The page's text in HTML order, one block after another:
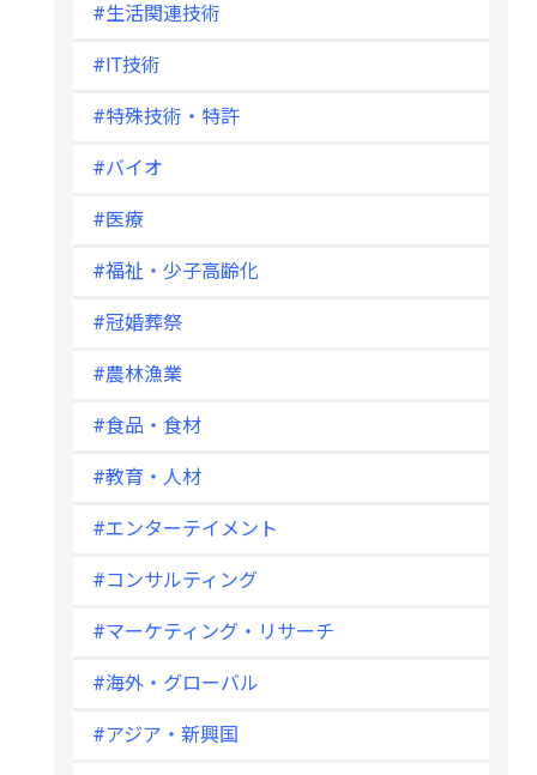
#生活関連技術
#IT技術
#特殊技術・特許
#バイオ
#医療
#福祉・少子高齢化
#冠婚葬祭
#農林漁業
#食品・食材
#教育・人材
#エンターテイメント
#コンサルティング
#マーケティング・リサーチ
#海外・グローバル
#アジア・新興国